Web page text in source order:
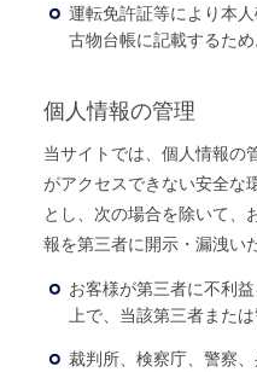
運転免許証等により本
古物台帳に記載するため
個人情報の管理
当サイトでは、個人情報の
がアクセスできない安全な
とし、次の場合を除いて、
報を第三者に開示・漏洩い
お客様が第三者に不利
上で、当該第三者また
裁判所、検察庁、警察